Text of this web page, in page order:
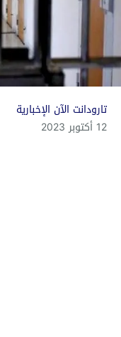
تارودانت الآن الإخبارية
12 أكتوبر 2023